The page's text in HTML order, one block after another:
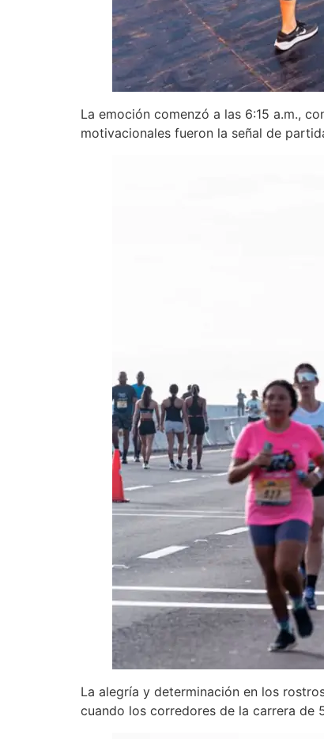
La emoción comenzó a las 6:15 a.m.,
motivacionales fueron la señal de
La alegría y determinación en los
cuando los corredores de la carrera de